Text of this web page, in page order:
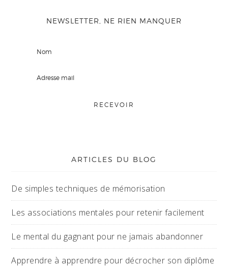
NEWSLETTER, NE RIEN MANQUER
ARTICLES DU BLOG
De simples techniques de mémorisation
Les associations mentales pour retenir facilement
Le mental du gagnant pour ne jamais abandonner
Apprendre à apprendre pour décrocher son diplôme